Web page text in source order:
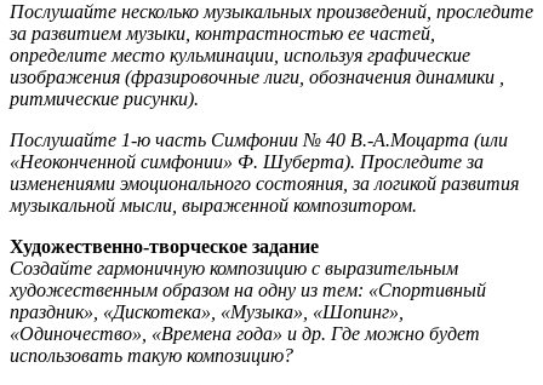
Послушайте несколько музыкальных произведений, проследите
за развитием музыки, контрастностью ее частей,
определите место кульминации, используя графические
изображения (фразировочные лиги, обозначения динамики
ритмические рисунки).
Послушайте 1-ю часть Симфонии № 40 В.-А.Моцарта (или
«Неоконченной симфонии» Ф. Шуберта). Проследите за
изменениями эмоционального состояния, за логикой развития
музыкальной мысли, выраженной композитором.
Художественно-творческое задание
Создайте гармоничную композицию с выразительным
художественным образом на одну из тем: «Спортивный
праздник», «Дискотека», «Музыка», «Шопинг»,
«Одиночество», «Времена года» и др. Где можно будет
использовать такую композицию?